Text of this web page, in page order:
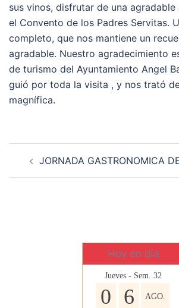
sus vinos, disfrutar de una
el Convento de los Padres Servitas.
completo, que nos mantiene un
agradable. Nuestro agradecimiento
de turismo del Ayuntamiento Angel
guió por toda la visita , y nos trató
magnífica.
entradas
JORNADA GASTRONOMICA
Hoy en día
Jueves - Sem. 32
0 6 AGO.